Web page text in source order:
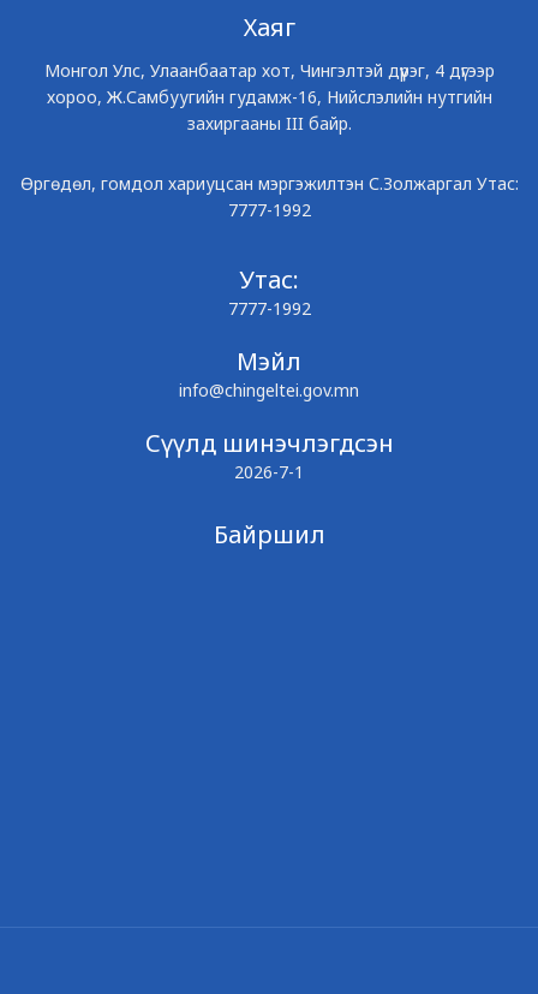
Хаяг
Монгол Улс, Улаанбаатар хот, Чингэлтэй дүүрэг, 4 дүгээр
хороо, Ж.Самбуугийн гудамж-16, Нийслэлийн нутгийн
захиргааны III байр.
Өргөдөл, гомдол хариуцсан мэргэжилтэн С.Золжаргал Утас:
7777-1992
Утас:
7777-1992
Мэйл
info@chingeltei.gov.mn
Сүүлд шинэчлэгдсэн
2026-7-1
Байршил